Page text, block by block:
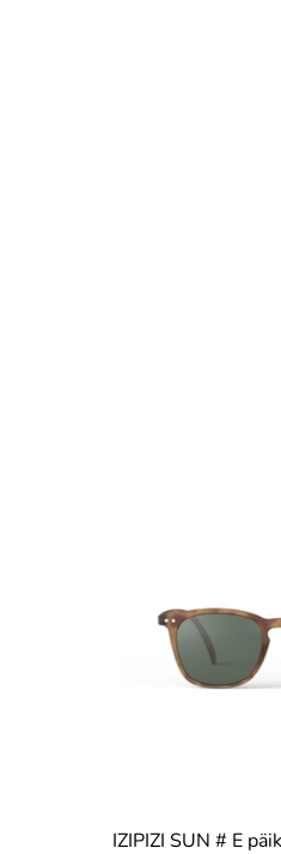
IZIPIZI SUN # E